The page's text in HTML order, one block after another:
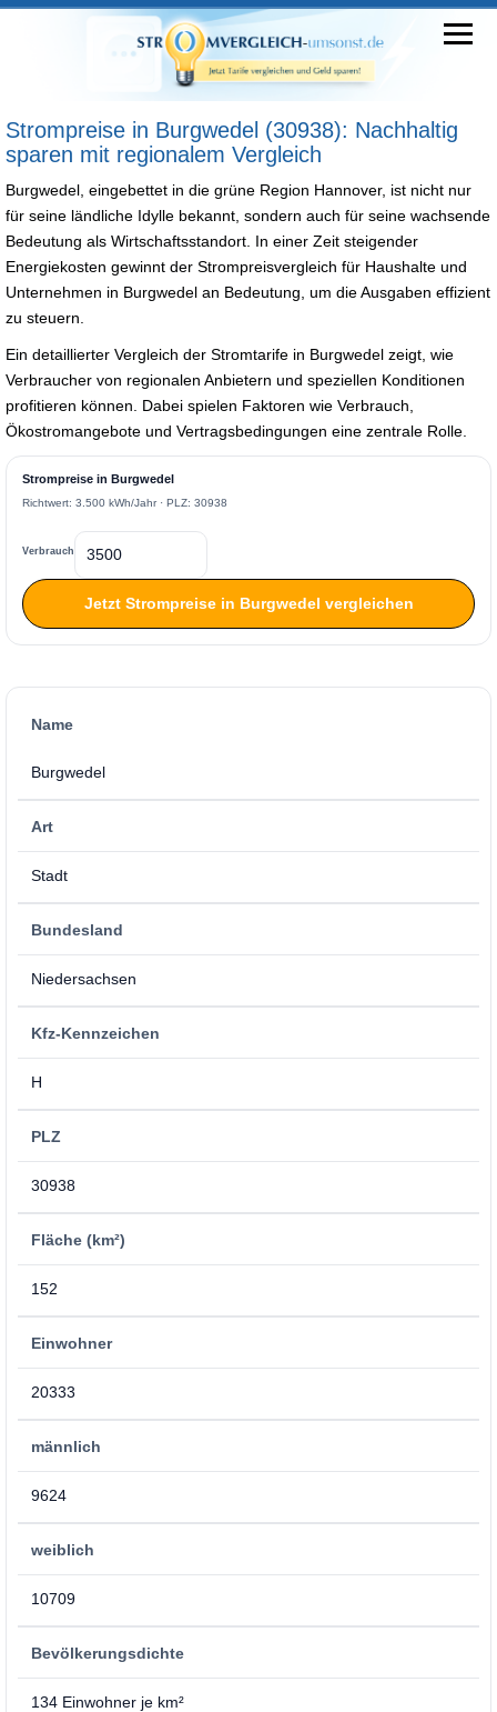
Strompreise in Burgwedel (30938): Nachhaltig
sparen mit regionalem Vergleich
Burgwedel, eingebettet in die grüne Region Hannover, ist nicht nur
für seine ländliche Idylle bekannt, sondern auch für seine wachsende
Bedeutung als Wirtschaftsstandort. In einer Zeit steigender
Energiekosten gewinnt der Strompreisvergleich für Haushalte und
Unternehmen in Burgwedel an Bedeutung, um die Ausgaben effizient
zu steuern.
Ein detaillierter Vergleich der Stromtarife in Burgwedel zeigt, wie
Verbraucher von regionalen Anbietern und speziellen Konditionen
profitieren können. Dabei spielen Faktoren wie Verbrauch,
Ökostromangebote und Vertragsbedingungen eine zentrale Rolle.
Strompreise in Burgwedel
Richtwert: 3.500 kWh/Jahr · PLZ: 30938
Verbrauch
Jetzt Strompreise in Burgwedel vergleichen
Name
Burgwedel
Art
Stadt
Bundesland
Niedersachsen
Kfz-Kennzeichen
H
PLZ
30938
Fläche (km²)
152
Einwohner
20333
männlich
9624
weiblich
10709
Bevölkerungsdichte
134 Einwohner je km²